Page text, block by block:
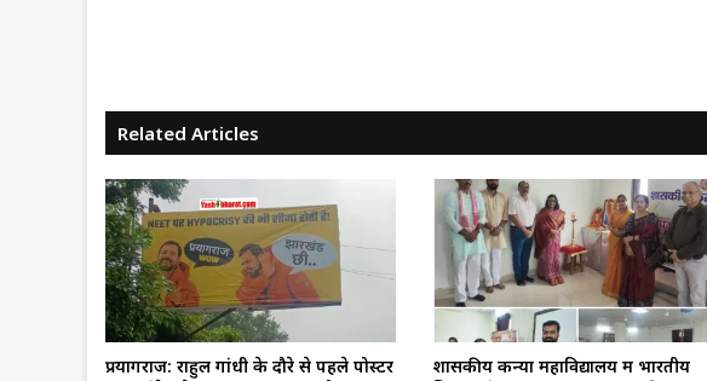
Related Articles
प्रयागराज: राहुल गांधी के दौरे से पहले पोस्टर
शासकीय कन्या महाविद्यालय में भारतीय